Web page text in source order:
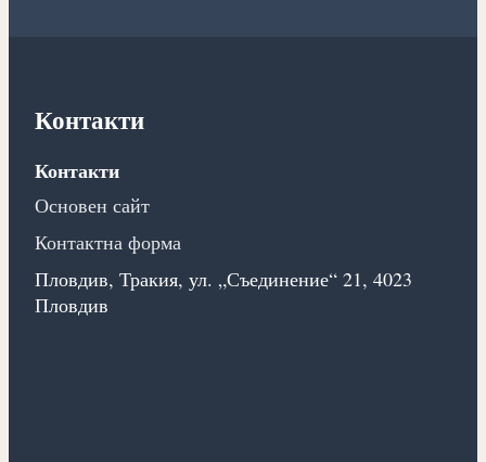
Контакти
Контакти
Основен сайт
Контактна форма
Пловдив, Тракия, ул. „Съединение“ 21, 4023
Пловдив